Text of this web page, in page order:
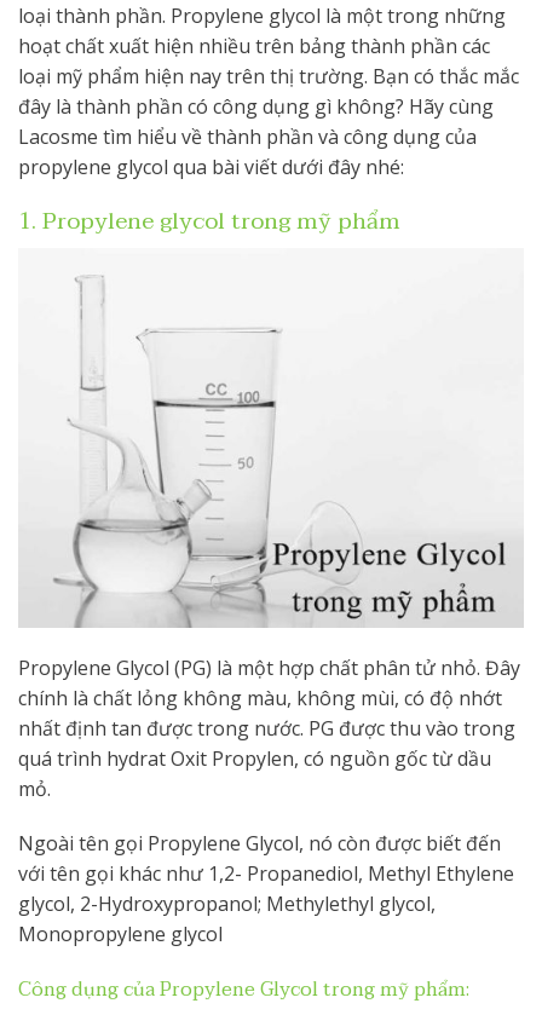
loại thành phần. Propylene glycol là một trong những
hoạt chất xuất hiện nhiều trên bảng thành phần các
loại mỹ phẩm hiện nay trên thị trường. Bạn có thắc mắc
đây là thành phần có công dụng gì không? Hãy cùng
Lacosme tìm hiểu về thành phần và công dụng của
propylene glycol qua bài viết dưới đây nhé:
1. Propylene glycol trong mỹ phẩm
Propylene Glycol (PG) là một hợp chất phân tử nhỏ. Đây
chính là chất lỏng không màu, không mùi, có độ nhớt
nhất định tan được trong nước. PG được thu vào trong
quá trình hydrat Oxit Propylen, có nguồn gốc từ dầu
mỏ.
Ngoài tên gọi Propylene Glycol, nó còn được biết đến
với tên gọi khác như 1,2- Propanediol, Methyl Ethylene
glycol, 2-Hydroxypropanol; Methylethyl glycol,
Monopropylene glycol
Công dụng của Propylene Glycol trong mỹ phẩm: